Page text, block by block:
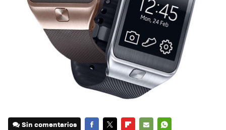
Sin comentarios